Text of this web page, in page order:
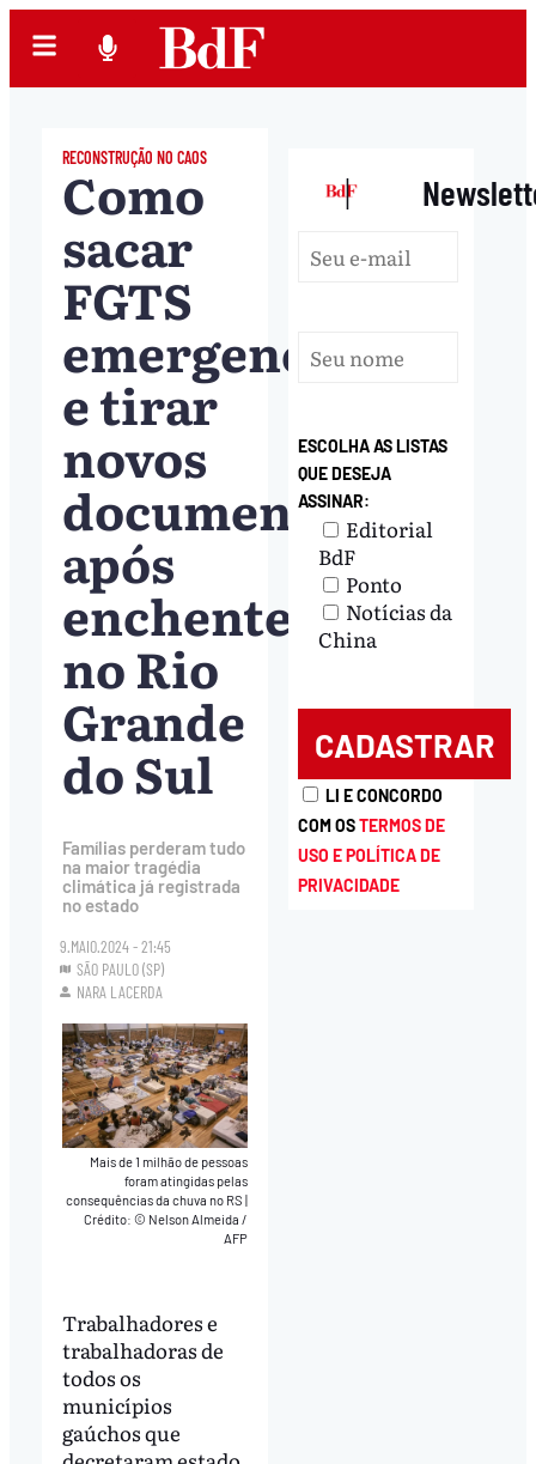
RECONSTRUÇÃO NO CAOS
Como
sacar
FGTS
emergencial
e tirar
novos
documentos
após
enchentes
no Rio
Grande
do Sul
Famílias perderam tudo
na maior tragédia
climática já registrada
no estado
9.MAIO.2024 - 21:45
SÃO PAULO (SP)
NARA LACERDA
Mais de 1 milhão de pessoas
foram atingidas pelas
consequências da chuva no RS|
Crédito: © Nelson Almeida /
AFP
Trabalhadores e
trabalhadoras de
todos os
municípios
gaúchos que
|
ESCOLHA AS LISTAS
QUE DESEJA
ASSINAR:
Editorial
BdF
Ponto
Notícias da
China
LI E CONCORDO
COM OSTERMOS DE
USO E POLÍTICA DE
PRIVACIDADE